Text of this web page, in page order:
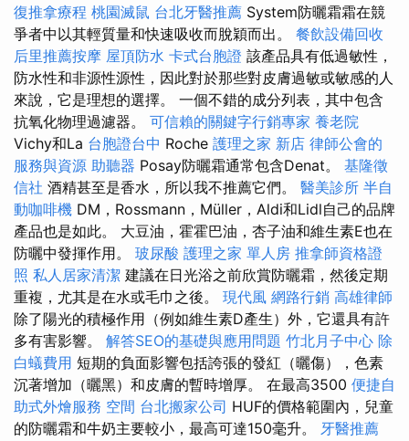
復推拿療程 桃園滅鼠 台北牙醫推薦 System防曬霜霜在競
爭者中以其輕質量和快速吸收而脫穎而出。 餐飲設備回收
后里推薦按摩 屋頂防水 卡式台胞證 該產品具有低過敏性，
防水性和非源性源性，因此對於那些對皮膚過敏或敏感的人
來說，它是理想的選擇。 一個不錯的成分列表，其中包含
抗氧化物理過濾器。 可信賴的關鍵字行銷專家 養老院
Vichy和La 台胞證台中 Roche 護理之家 新店 律師公會的
服務與資源 助聽器 Posay防曬霜通常包含Denat。 基隆徵
信社 酒精甚至是香水，所以我不推薦它們。 醫美診所 半自
動咖啡機 DM，Rossmann，Müller，Aldi和Lidl自己的品牌
產品也是如此。 大豆油，霍霍巴油，杏子油和維生素E也在
防曬中發揮作用。 玻尿酸 護理之家 單人房 推拿師資格證
照 私人居家清潔 建議在日光浴之前欣賞防曬霜，然後定期
重複，尤其是在水或毛巾之後。 現代風 網路行銷 高雄律師
除了陽光的積極作用（例如維生素D產生）外，它還具有許
多有害影響。 解答SEO的基礎與應用問題 竹北月子中心 除
白蟻費用 短期的負面影響包括誇張的發紅（曬傷），色素
沉著增加（曬黑）和皮膚的暫時增厚。 在最高3500 便捷自
助式外燴服務 空間 台北搬家公司 HUF的價格範圍內，兒童
的防曬霜和牛奶主要較小，最高可達150毫升。 牙醫推薦